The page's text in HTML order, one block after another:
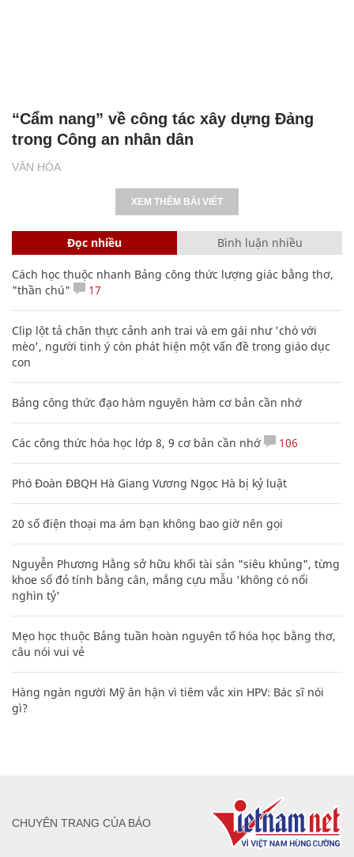
VĂN HÓA
“Cẩm nang” về công tác xây dựng Đảng
trong Công an nhân dân
XEM THÊM BÀI VIẾT
Đọc nhiều Bình luận nhiều
Cách học thuộc nhanh Bảng công thức lượng giác bằng thơ,
"thần chú"
17
Clip lột tả chân thực cảnh anh trai và em gái như 'chó với
mèo', người tinh ý còn phát hiện một vấn đề trong giáo dục
con
Bảng công thức đạo hàm nguyên hàm cơ bản cần nhớ
Các công thức hóa học lớp 8, 9 cơ bản cần nhớ 106
Phó Đoàn ĐBQH Hà Giang Vương Ngọc Hà bị kỷ luật
20 số điện thoại ma ám bạn không bao giờ nên gọi
Nguyễn Phương Hằng sở hữu khối tài sản "siêu khủng", từng
khoe sổ đỏ tính bằng cân, mắng cựu mẫu 'không có nổi
nghìn tỷ'
Mẹo học thuộc Bảng tuần hoàn nguyên tố hóa học bằng thơ,
câu nói vui vẻ
Hàng ngàn người Mỹ ân hận vì tiêm vắc xin HPV: Bác sĩ nói
gì?
CHUYÊN TRANG CỦA BÁO